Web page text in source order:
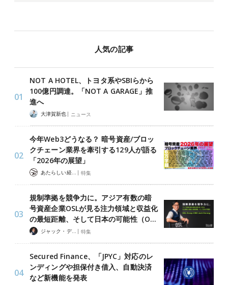
人気の記事
NOT A HOTEL、トヨタ系やSBIらから
100億円調達。「NOT A GARAGE」推
進へ
大津賀新也 | ニュース
今年Web3どうなる？ 暗号資産/ブロッ
クチェーン業界を牽引する129人が語る
「2026年の展望」
あたらしい経済 編集部 | 特集
規制準拠を競争力に。アジア有数の暗
号資産企業OSLが見る注力領域と収益化
の最短距離、そして日本の可能性（O…
ジャック・デロン（Jack Derong） | 特集
Secured Finance、「JPYC」対応のレ
ンディングや担保付き借入、自動決済
など新機能を発表